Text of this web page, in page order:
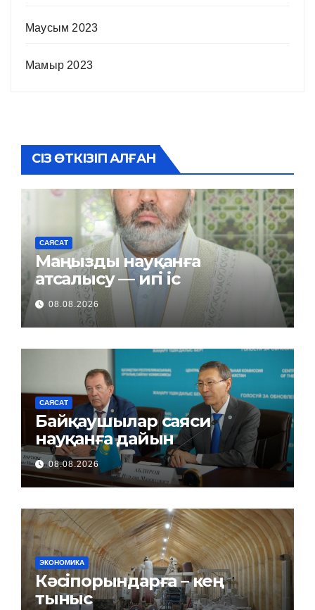
Маусым 2023
Мамыр 2023
СІЗ ӨТКІЗІП АЛҒАН
САЯСАТ
Маңызды науқанға
атсалысу — игі іс
08.08.2026
САЯСАТ
Байқаушылар саяси
науқанға дайын
08.08.2026
ЭКОНОМИКА
Кәсіпорындарға – кең
тыныс